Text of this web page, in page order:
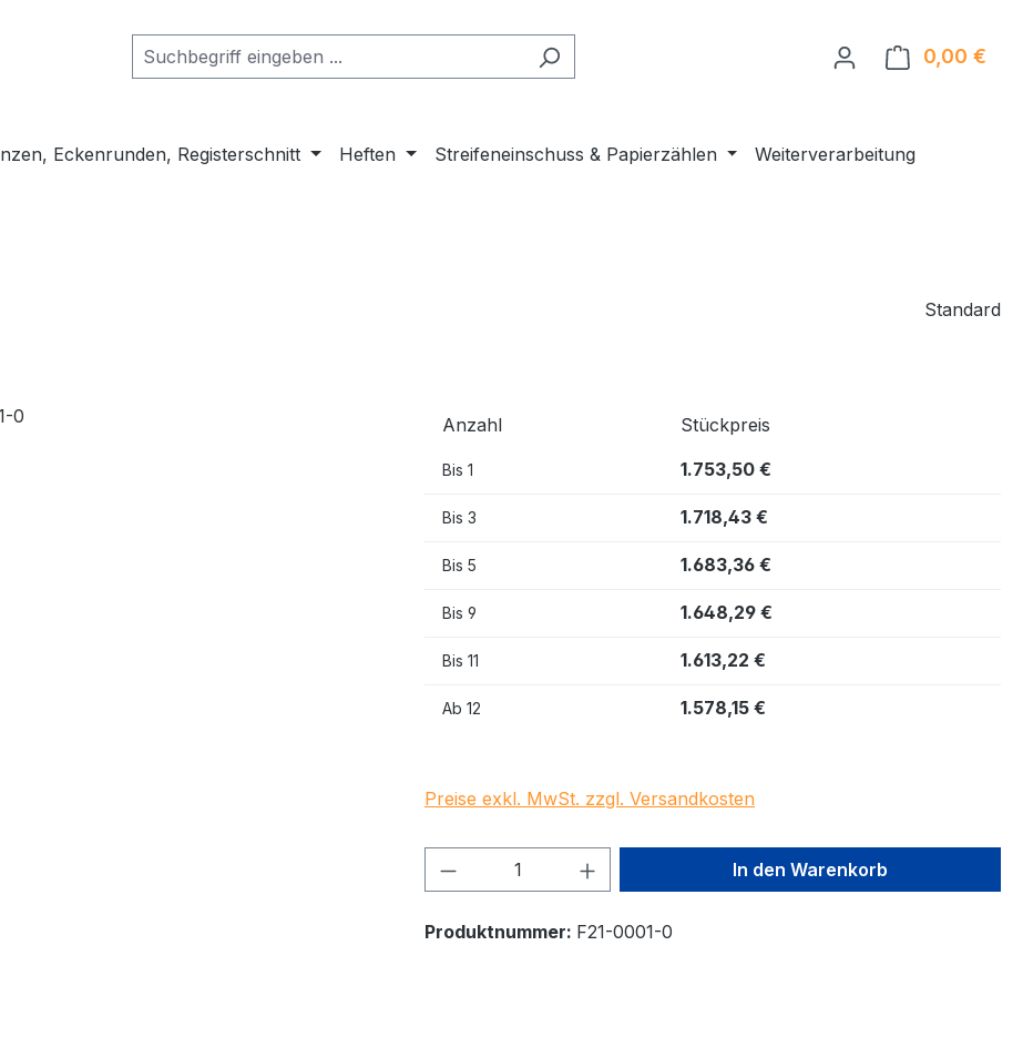
0,00 €
Eckenrunden, Registerschnitt Heften Streifeneinschuss & Papierzählen
Weiterverarbeitung
Standard
Anzahl Stückpreis
Bis 1 1.753,50 €
Bis 3 1.718,43 €
Bis 5 1.683,36 €
Bis 9 1.648,29 €
Bis 11 1.613,22 €
Ab 12 1.578,15 €
Preise exkl. MwSt. zzgl. Versandkosten
Produkt Anzahl: Gib den gewünschten Wert
In den Warenkorb
Produktnummer: F21-0001-0